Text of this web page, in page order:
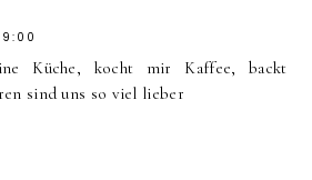
Küche, kocht mir Kaffee, backt
sind uns so viel lieber